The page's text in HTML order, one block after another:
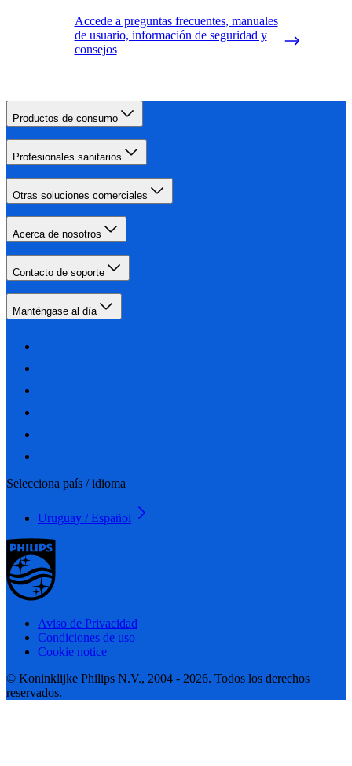
Accede a preguntas frecuentes, manuales
de usuario, información de seguridad y
consejos
Productos de consumo
Profesionales sanitarios
Otras soluciones comerciales
Acerca de nosotros
Contacto de soporte
Manténgase al día
Selecciona país / idioma
Uruguay / Español
Aviso de Privacidad
Condiciones de uso
Cookie notice
© Koninklijke Philips N.V., 2004 - 2026. Todos los derechos
reservados.